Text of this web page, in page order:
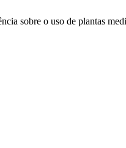
sobre o uso de plantas